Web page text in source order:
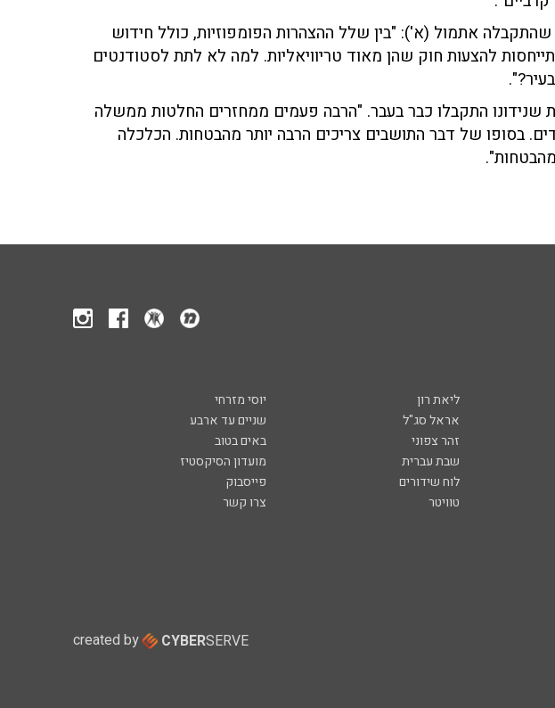
אתמול (א'): "בין שלל ההצהרות הפומפוזיות, כולל חידוש
מ-1983, הייתה התייחסות להצעות חוק שהן מאוד טריוויאליות. למה לא לתת לסטודנטים
שנידונו התקבלו כבר בעבר. "הרבה פעמים ממחזרים החלטות ממשלה
בסופו של דבר התושבים צריכים הרבה יותר מהבטחות. הכלכלה
ליאת רון
יוסי מזרחי
אראל סג"ל
שניים עד ארבע
זהר צפוני
באים בטוב
שבת עברית
מועדון הסיקסטיז
לוח שידורים
פייסבוק
טוויטר צרו קשר
created by CYBERSERVE